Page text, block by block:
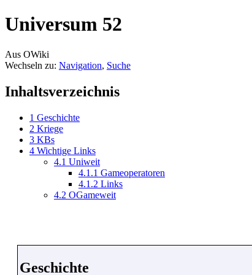
Universum 52
Aus OWiki
Wechseln zu: Navigation, Suche
Inhaltsverzeichnis
1 Geschichte
2 Kriege
3 KBs
4 Wichtige Links
4.1 Uniweit
4.1.1 Gameoperatoren
4.1.2 Links
4.2 OGameweit
Geschichte